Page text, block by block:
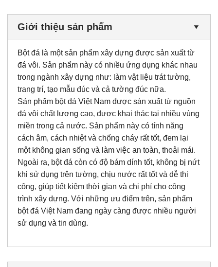
Giới thiệu sản phẩm
Bột đá là một sản phẩm xây dựng được sản xuất từ
đá vôi. Sản phẩm này có nhiều ứng dụng khác nhau
trong ngành xây dựng như: làm vật liệu trát tường,
trang trí, tạo mẫu đúc và cả tường đúc nữa.
Sản phẩm bột đá Việt Nam được sản xuất từ nguồn
đá vôi chất lượng cao, được khai thác tại nhiều vùng
miền trong cả nước. Sản phẩm này có tính năng
cách âm, cách nhiệt và chống cháy rất tốt, đem lại
một không gian sống và làm việc an toàn, thoải mái.
Ngoài ra, bột đá còn có độ bám dính tốt, không bị nứt
khi sử dụng trên tường, chịu nước rất tốt và dễ thi
công, giúp tiết kiệm thời gian và chi phí cho công
trình xây dựng. Với những ưu điểm trên, sản phẩm
bột đá Việt Nam đang ngày càng được nhiều người
sử dụng và tin dùng.